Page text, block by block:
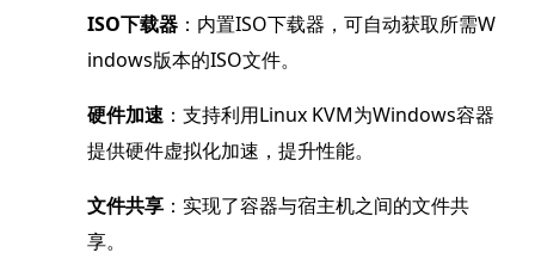
ISO下载器 ：内置ISO下载器，可自动获取所需W
indows版本的ISO文件。
硬件加速 ：支持利用Linux KVM为Windows容器
提供硬件虚拟化加速，提升性能。
文件共享 ：实现了容器与宿主机之间的文件共
享。